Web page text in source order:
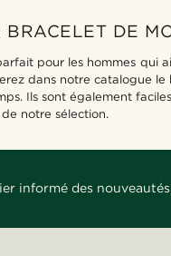
DE
pour les hommes qui
dans notre catalogue
Ils sont également
notre sélection.
informé des